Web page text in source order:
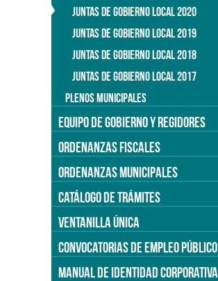
JUNTAS DE GOBIERNO LOCAL 2020
JUNTAS DE GOBIERNO LOCAL 2019
JUNTAS DE GOBIERNO LOCAL 2018
JUNTAS DE GOBIERNO LOCAL 2017
PLENOS MUNICIPALES
EQUIPO DE GOBIERNO Y REGIDORES
ORDENANZAS FISCALES
ORDENANZAS MUNICIPALES
CATÁLOGO DE TRÁMITES
VENTANILLA ÚNICA
CONVOCATORIAS DE EMPLEO PÚBLICO
MANUAL DE IDENTIDAD CORPORATIVA